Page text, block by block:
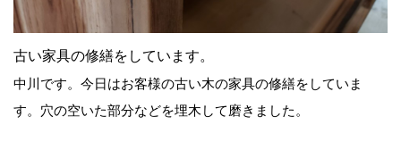
古い家具の修繕をしています。
中川です。今日はお客様の古い木の家具の修繕をしていま
す。穴の空いた部分などを埋木して磨きました。